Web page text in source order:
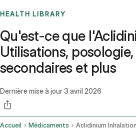
HEALTH LIBRARY
Qu'est-ce que
Utilisations,
secondaires et plus
Dernière mise à jour3 avril 2026
Accueil Médicaments Aclidinium